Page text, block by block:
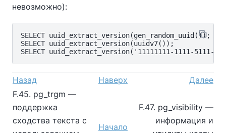
невозможно):
SELECT uuid_extract_version(gen_random_uuid());
SELECT uuid_extract_version(uuidv7());
Назад Наверх
Далее
F.45. pg_trgm —
поддержка
сходства текста с
Начало
F.47. pg_visibility —
информация и